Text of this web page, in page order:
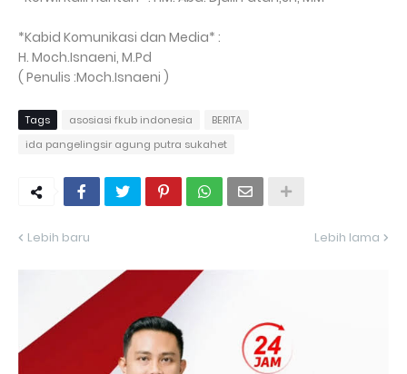
*Kabid Komunikasi dan Media* :
H. Moch.Isnaeni, M.Pd
( Penulis :Moch.Isnaeni )
Tags asosiasi fkub indonesia
BERITA
ida pangelingsir agung putra sukahet
Lebih baru Lebih lama